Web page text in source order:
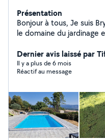
Présentation
Bonjour à tous, Je suis Bryan Norroy, professionnel dans
le domaine du jardinage
vos espaces verts. Services proposés : Entretien de
jardins (tonte, taille, désherbage)
aménagement paysager
entretien) Contactez-moi pour un devis gratuit ou pour
toute question !
Dernier avis laissé par
Il y a plus de 6 mois
Réactif au message